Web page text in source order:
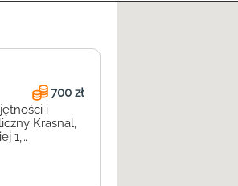
700 zł
i
Krasnal,
1,
opieki dla
gdzie